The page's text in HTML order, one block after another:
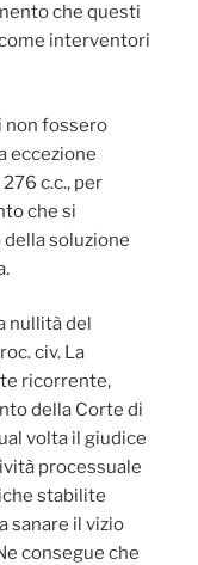
che questi
interventori
non fossero
eccezione
c.c., per
che si
soluzione
nullità del
civ. La
ricorrente,
della Corte di
volta il giudice
processuale
stabilite
sanare il vizio
consegue che